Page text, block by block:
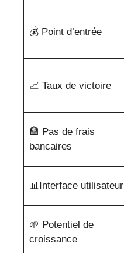
💰 Point d’entrée
📈 Taux de victoire
🏦 Pas de frais
bancaires
📊Interface utilisateur
🌱 Potentiel de
croissance